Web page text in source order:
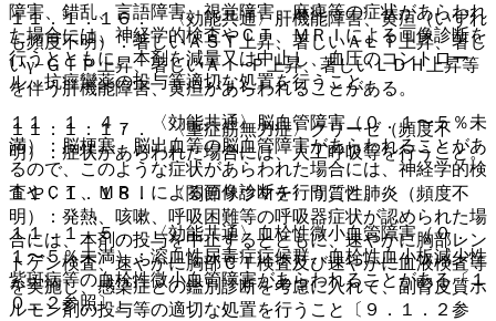
１１．１．１６． 〈効能共通〉肝機能障害、黄疸（いずれ
も頻度不明）：著しいＡＳＴ上昇、著しいＡＬＴ上昇、著し
いγ−ＧＴＰ上昇、著しいＡｌ−Ｐ上昇、著しいＬＤＨ上昇等
を伴う肝機能障害、黄疸があらわれることがある。
１１．１．１７． 〈重症筋無力症〉クリーゼ（頻度不
明）：症状があらわれた場合には、人工呼吸等を行うこと。
１１．１．１８． 〈関節リウマチ〉間質性肺炎（頻度不
明）：発熱、咳嗽、呼吸困難等の呼吸器症状が認められた場
合には、本剤の投与を中止するとともに、速やかに胸部レン
トゲン検査、速やかに胸部ＣＴ検査及び速やかに血液検査等
を実施し、感染症との鑑別診断を考慮に入れて、副腎皮質ホ
ルモン剤の投与等の適切な処置を行うこと〔９．１．２参
障害、錯乱、言語障害、視覚障害、麻痺等の症状があらわれ
た場合には、神経学的検査やＣＴ、ＭＲＩによる画像診断を
行うとともに、本剤を減量又は中止し、血圧のコントロー
ル、抗痙攣薬の投与等適切な処置を行うこと。
１１．１．４． 〈効能共通〉脳血管障害（０．１〜５％未
満）：脳梗塞、脳出血等の脳血管障害があらわれることがあ
るので、このような症状があらわれた場合には、神経学的検
査やＣＴ、ＭＲＩによる画像診断を行うこと。
１１．１．５． 〈効能共通〉血栓性微小血管障害（０．
１〜５％未満）：溶血性尿毒症症候群、血栓性血小板減少性
紫斑病等の血栓性微小血管障害があらわれることがある〔１
０．２参照〕。